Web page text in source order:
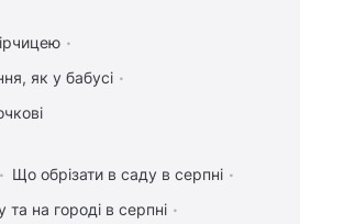
як у бабусі
Що обрізати в саду в серпні
на городі в серпні